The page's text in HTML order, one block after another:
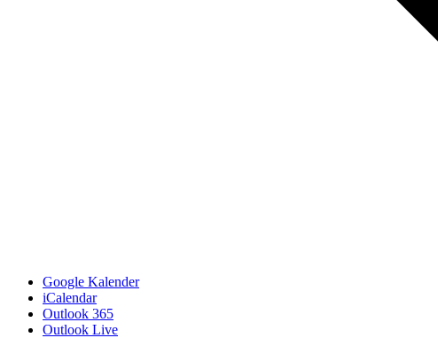
Google Kalender
iCalendar
Outlook 365
Outlook Live